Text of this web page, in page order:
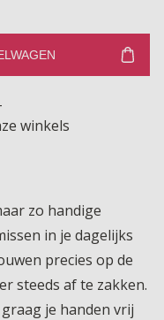
winkels
zo handige
in je dagelijks
precies op de
steeds af te zakken.
je handen vrij